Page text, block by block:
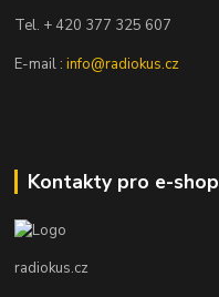
Tel. + 420 377 325 607
E-mail :info@radiokus.cz
Kontakty pro e-shop
radiokus.cz